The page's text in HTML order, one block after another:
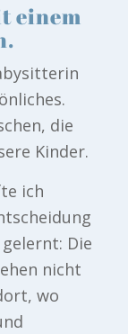
einem
die
Kinder.
ich
Die
nicht
wo